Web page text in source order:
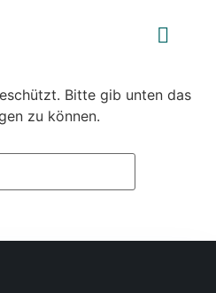
Bitte gib unten das
zu können.